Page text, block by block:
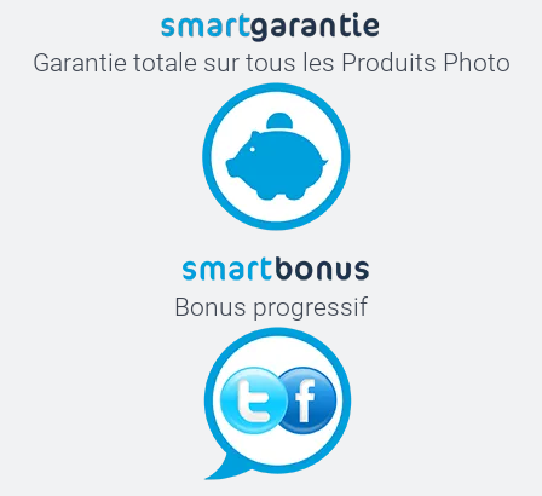
Garantie totale sur tous les Produits Photo
Bonus progressif